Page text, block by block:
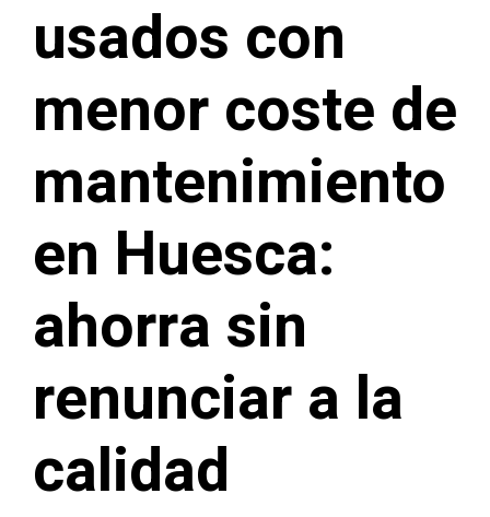
usados con
menor coste de
mantenimiento
en Huesca:
ahorra sin
renunciar a la
calidad